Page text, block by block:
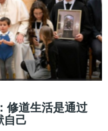
修道生活是通过
自己